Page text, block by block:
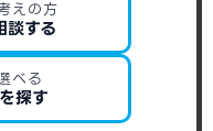
えの方
談する
べる
探す